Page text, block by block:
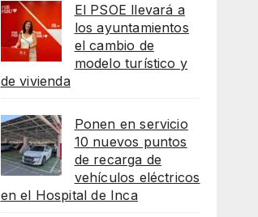
El PSOE llevará a
los ayuntamientos
el cambio de
modelo turístico y
de vivienda
Ponen en servicio
10 nuevos puntos
de recarga de
vehículos eléctricos
en el Hospital de Inca